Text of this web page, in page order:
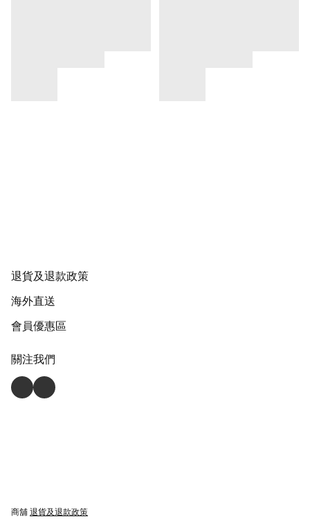
退貨及退款政策
海外直送
會員優惠區
關注我們
商舖 退貨及退款政策